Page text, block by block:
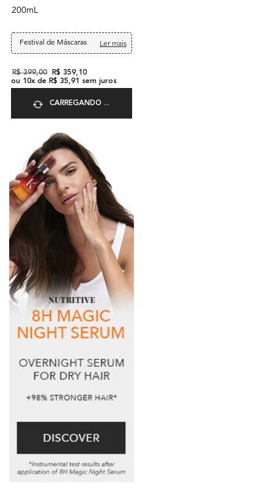
200mL
Festival de Máscaras Ler mais
Old price
R$ 399,00 New price
R$ 359,10
ou 10x de R$ 35,91 sem juros
CARREGANDO ...